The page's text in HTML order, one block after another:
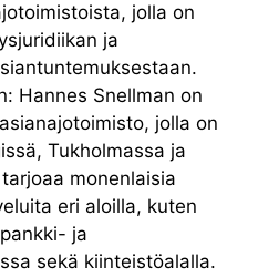
jolla on
ja
Hannes Snellman on
jolla on
Tukholmassa ja
monenlaisia
eri aloilla, kuten
ja
sekä kiinteistöalalla.